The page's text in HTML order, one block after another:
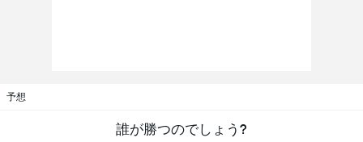
予想
誰が勝つのでしょう?